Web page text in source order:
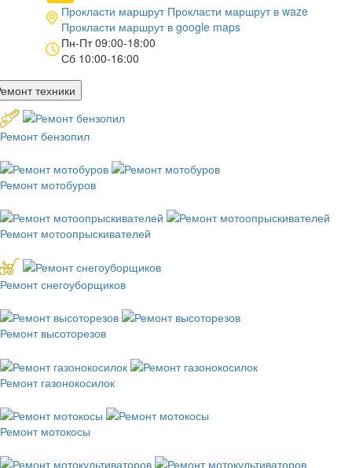
Прокласти маршрут Прокласти маршрут в waze
Прокласти маршрут в google maps
Пн-Пт 09:00-18:00
Сб 10:00-16:00
техники
Ремонт бензопил
Ремонт мотобуров
Ремонт мотоопрыскивателей
Ремонт снегоуборщиков
Ремонт высоторезов
Ремонт газонокосилок
Ремонт мотокосы